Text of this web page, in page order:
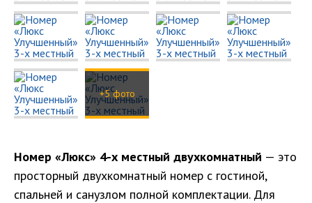
+5 фото
Номер «Люкс» 4-х местный двухкомнатный — это
просторный двухкомнатный номер с гостиной,
спальней и санузлом полной комплектации. Для